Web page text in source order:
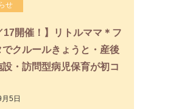
せ
17開催！】リトルママ＊フ
でクルールきょうと・産後
設・訪問型病児保育が初コ
5日